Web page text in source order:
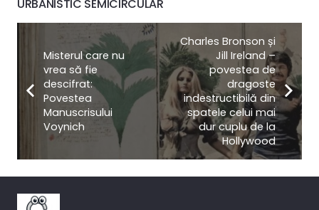
URBANISTIC SEMICIRCULAR
Misterul care nu
vrea să fie
descifrat:
Povestea
Manuscrisului
Voynich
Charles Bronson și
Jill Ireland –
povestea de
dragoste
indestructibilă din
spatele celui mai
dur cuplu de la
Hollywood